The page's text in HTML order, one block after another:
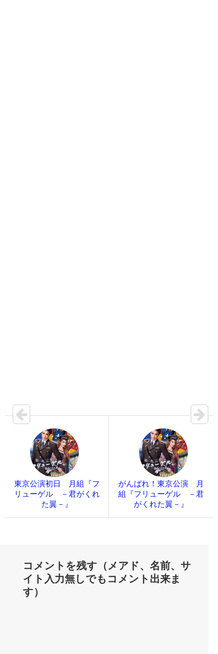
東京公演初日 月組『フ
リューゲル －君がくれ
た翼－』
がんばれ！東京公演 月
組『フリューゲル －君
がくれた翼－』
コメントを残す（メアド、名前、サ
イト入力無しでもコメント出来ま
す）